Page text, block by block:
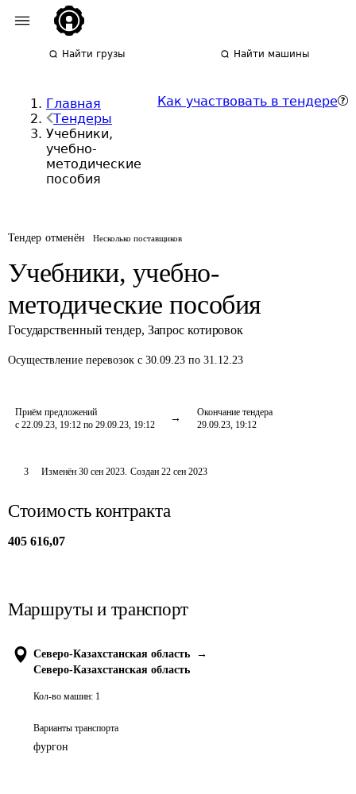
Найти грузы Найти машины
Главная
Тендеры
Учебники,
учебно-
методические
пособия
Как участвовать в тендере
Тендер отменён Несколько поставщиков
Учебники, учебно-
методические пособия
Государственный тендер, Запрос котировок
Осуществление перевозок с 30.09.23 по 31.12.23
Приём предложений
с 22.09.23, 19:12 по 29.09.23, 19:12
Окончание тендера
29.09.23, 19:12
3 Изменён 30 сен 2023. Создан 22 сен 2023
Стоимость контракта
405 616,07
Маршруты и транспорт
Северо-Казахстанская область
→
Северо-Казахстанская область
Кол-во машин: 1
Варианты транспорта
фургон